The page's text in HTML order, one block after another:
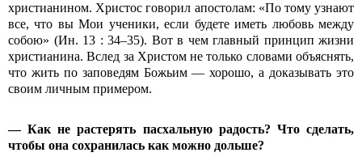
христианином. Христос говорил апостолам: «По тому узнают
все, что вы Мои ученики, если будете иметь любовь между
собою» (Ин. 13 : 34–35). Вот в чем главный принцип жизни
христианина. Вслед за Христом не только словами объяснять,
что жить по заповедям Божьим — хорошо, а доказывать это
своим личным примером.
— Как не растерять пасхальную радость? Что сделать,
чтобы она сохранилась как можно дольше?